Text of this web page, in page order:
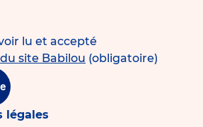
lu et accepté
site Babilou (obligatoire)
légales